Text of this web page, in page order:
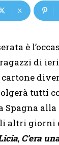
X
è
di
tutti
altri
, C’era